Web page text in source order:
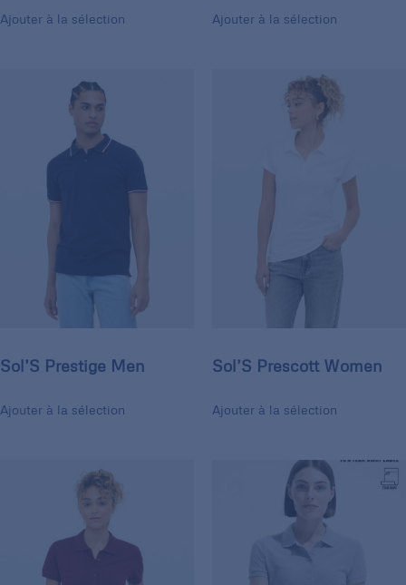
Ajouter à la sélection Ajouter à la sélection
Sol’S Prestige Men
Ajouter à la sélection
Sol’S Prescott Women
Ajouter à la sélection